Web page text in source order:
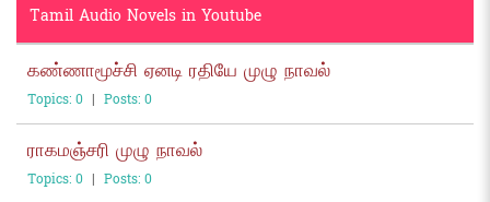
Tamil Audio Novels in Youtube
கண்ணாமூச்சி ஏனடி ரதியே முழு நாவல்
Topics: 0 | Posts: 0
ராகமஞ்சரி முழு நாவல்
Topics: 0 | Posts: 0